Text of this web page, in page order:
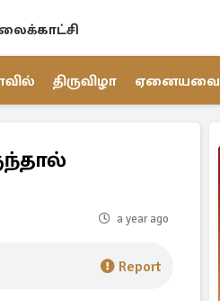
திருவிழா ஏனையவை
a year ago
Report